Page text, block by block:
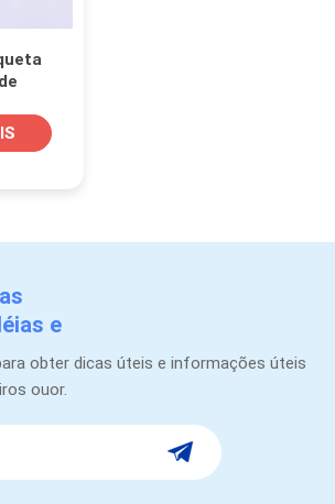
e
obter dicas úteis e informações úteis
ouor.